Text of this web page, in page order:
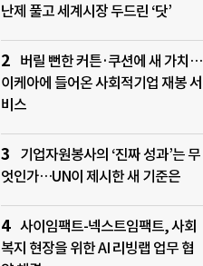
난제 풀고 세계시장 두드린 ‘닷’
버릴 뻔한 커튼·쿠션에 새 가치…
이케아에 들어온 사회적기업 재봉 서
비스
기업자원봉사의 ‘진짜 성과’는 무
엇인가…UN이 제시한 새 기준은
사이임팩트-넥스트임팩트, 사회
복지 현장을 위한 AI 리빙랩 업무 협